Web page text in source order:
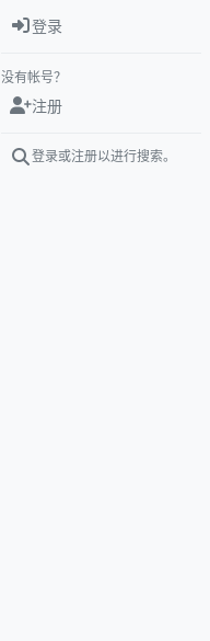
登录
没有帐号？
注册
登录或注册以进行搜索。